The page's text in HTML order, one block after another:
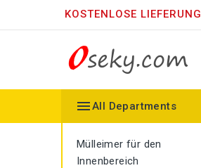
KOSTENLOSE LIEFERUNG
All Departments
Mülleimer für den
Innenbereich